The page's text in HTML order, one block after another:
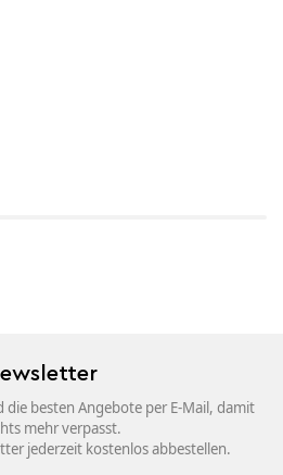
besten Angebote per E-Mail, damit
mehr verpasst.
jederzeit kostenlos abbestellen.